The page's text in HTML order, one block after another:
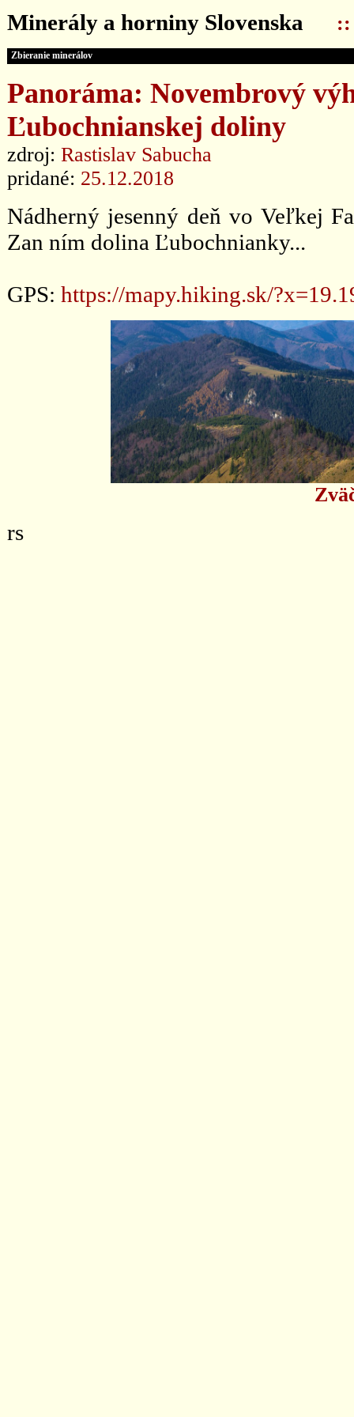
Minerály a horniny Slovenska ::
Zbieranie minerálov
Panoráma: Novembrový
Ľubochnianskej doliny
zdroj: Rastislav Sabucha
pridané: 25.12.2018
Nádherný jesenný deň vo Veľkej
Zan ním dolina Ľubochnianky...
GPS: https://mapy.hiking.sk/
rs